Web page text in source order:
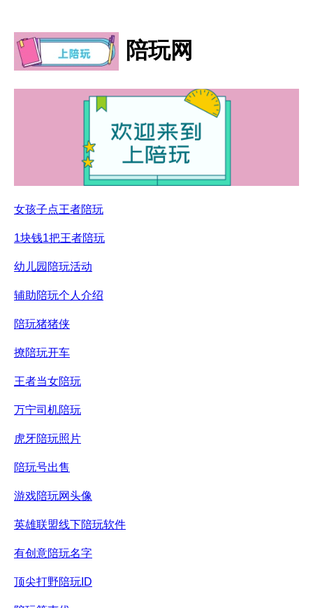
陪玩网
女孩子点王者陪玩
1块钱1把王者陪玩
幼儿园陪玩活动
辅助陪玩个人介绍
陪玩猪猪侠
撩陪玩开车
王者当女陪玩
万宁司机陪玩
虎牙陪玩照片
陪玩号出售
游戏陪玩网头像
英雄联盟线下陪玩软件
有创意陪玩名字
顶尖打野陪玩ID